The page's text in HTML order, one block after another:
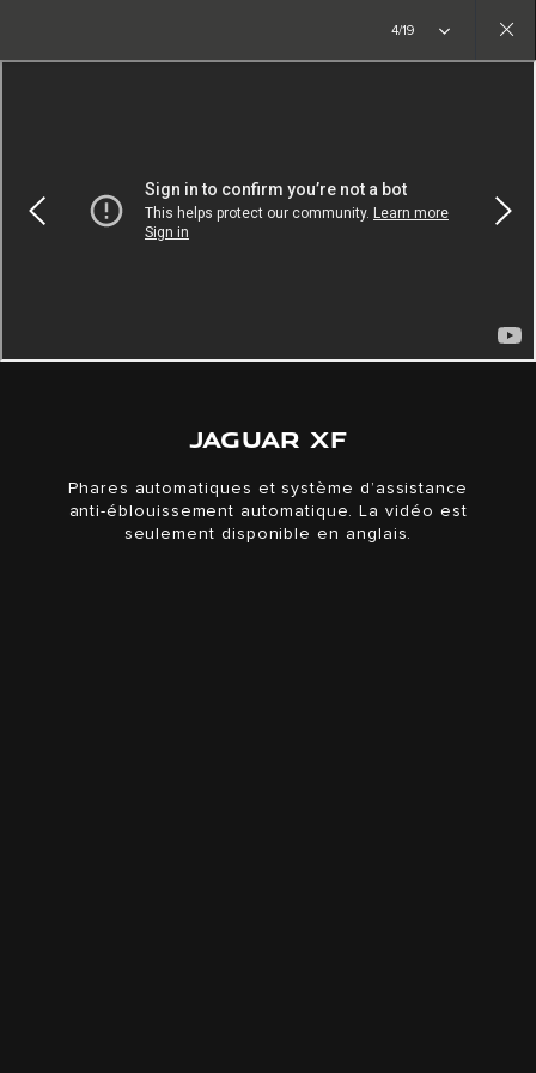
Créez l’inédit. La nouvelle ère commence
4/19
JAGUAR XF
Phares automatiques et système d’assistance
anti-éblouissement automatique. La vidéo est
seulement disponible en anglais.